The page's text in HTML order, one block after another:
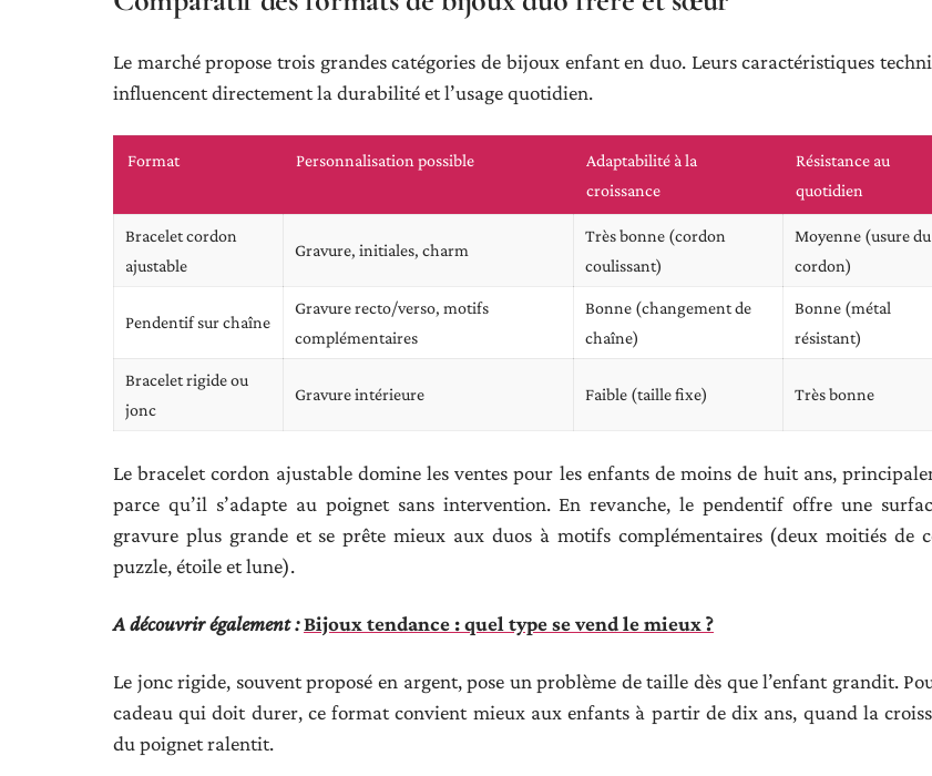
Le marché propose trois grandes catégories de bijoux enfant en duo. Leurs caractéristiques
influencent directement la durabilité et l’usage quotidien.
Format Personnalisation possible
Adaptabilité à la
croissance
Résistance au
quotidien
Bracelet cordon
ajustable
Gravure, initiales, charm
Très bonne (cordon
coulissant)
Moyenne (usure du
cordon)
Pendentif sur chaîne
Gravure recto/verso, motifs
complémentaires
Bonne (changement de
chaîne)
Bonne (métal
résistant)
Bracelet rigide ou
jonc
Gravure intérieure Faible (taille fixe) Très bonne
Le bracelet cordon ajustable domine les ventes pour les enfants de moins de huit ans,
parce qu’il s’adapte au poignet sans intervention. En revanche, le pendentif offre une
gravure plus grande et se prête mieux aux duos à motifs complémentaires (deux moitiés de
puzzle, étoile et lune).
A découvrir également :Bijoux tendance : quel type se vend le mieux ?
Le jonc rigide, souvent proposé en argent, pose un problème de taille dès que l’enfant grandit.
cadeau qui doit durer, ce format convient mieux aux enfants à partir de dix ans, quand la
du poignet ralentit.